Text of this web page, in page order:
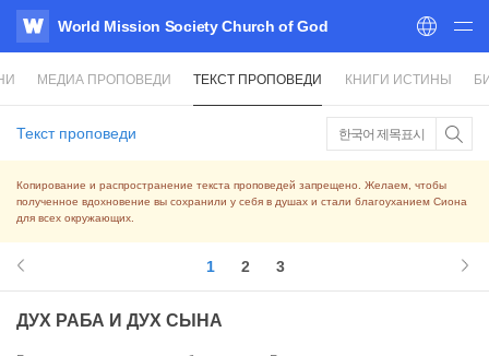
WATV
World Mission Society Church of God
МЕДИА ПРОПОВЕДИ ТЕКСТ ПРОПОВЕДИ КНИГИ ИСТИНЫ
Текст проповеди 한국어 제목표시
Копирование и распространение текста проповедей запрещено. Желаем, чтобы
полученное вдохновение вы сохранили у себя в душах и стали благоуханием Сиона
для всех окружающих.
1 2 3
ДУХ РАБА И ДУХ СЫНА